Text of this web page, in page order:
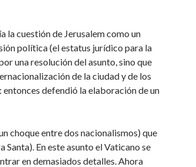
la cuestión de Jerusalem como un
política (el estatus jurídico para la
una resolución del asunto, sino que
de la ciudad y de los
entonces defendió la elaboración de un
choque entre dos nacionalismos) que
En este asunto el Vaticano se
en demasiados detalles. Ahora